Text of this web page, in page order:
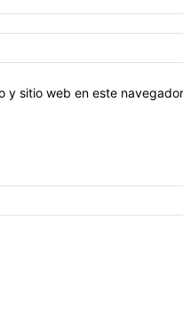
y sitio web en este